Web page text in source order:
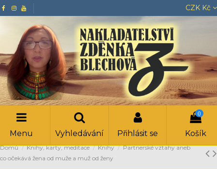
CZK Kč
Menu Vyhledávání Přihlásit se
0
Košík
Domů Knihy, karty, meditace Knihy
Partnerské vztahy aneb
co očekává žena od muže a muž od ženy